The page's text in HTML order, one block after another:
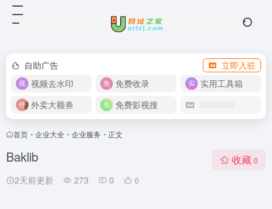
自助广告
立即入驻
视频去水印
免费收录
实用工具箱
外卖大额券
免费影视搜
首页 • 企业大全 • 企业服务 • 正文
Baklib
2天前更新 273 0 0
收藏 0